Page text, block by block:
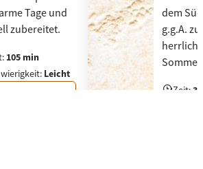
Tage und
zubereitet.
Salat mit Gerste, Südtiroler Speck
: 105 min
: Leicht
dem
g.g.A.
herrlich
Zeit: